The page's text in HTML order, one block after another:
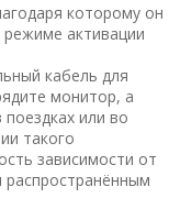
которому он
активации
кабель для
монитор, а
или во
такого
зависимости от